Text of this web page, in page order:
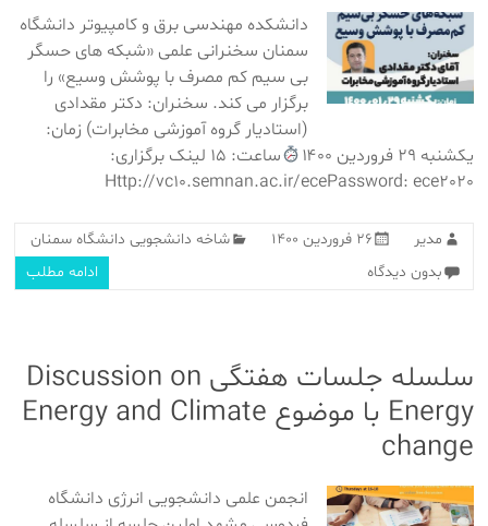
دانشکده مهندسی برق و کامپیوتر دانشگاه
سمنان سخنرانی علمی «شبکه های حسگر
بی سیم کم مصرف با پوشش وسیع» را
برگزار می کند. سخنران: دکتر مقدادی
(استادیار گروه آموزشی مخابرات) زمان:
یکشنبه ۲۹ فروردین ۱۴۰۰
ساعت: ۱۵ لینک برگزاری:
Http://vc10.semnan.ac.ir/ecePassword: ece2020
مدیر ۲۶ فروردین ۱۴۰۰
شاخه دانشجویی دانشگاه سمنان
بدون دیدگاه
ادامه مطلب
سلسله جلسات هفتگی Discussion on
Energy با موضوع Energy and Climate
change
انجمن علمی دانشجویی انرژی دانشگاه